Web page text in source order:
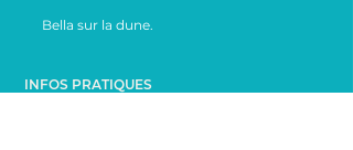
Bella sur la dune.
INFOS PRATIQUES